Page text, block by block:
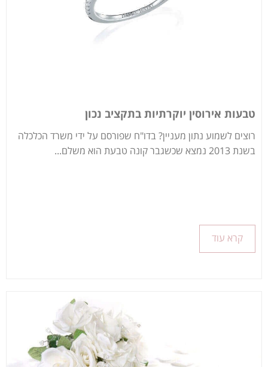
טבעות אירוסין יוקרתיות בתקציב נכון
רוצים לשמוע נתון מעניין? בדו"ח שפורסם על ידי משרד הכלכלה
בשנת 2013 נמצא שכשגבר קונה טבעת הוא משלם...
קרא עוד